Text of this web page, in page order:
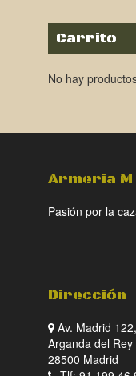
Carrito
No hay
Armeria M
Pasión por la
Dirección
Av. Madrid
Arganda del Rey
28500 Madrid